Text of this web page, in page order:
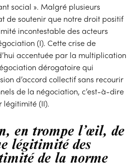
social ». Malgré plusieurs
de soutenir que notre droit positif
incontestable des acteurs
(I). Cette crise de
accentuée par la multiplication
dérogatoire qui
d’accord collectif sans recourir
de la négociation, c’est-à-dire
légitimité (II).
en trompe l’œil, de
légitimité des
de la norme